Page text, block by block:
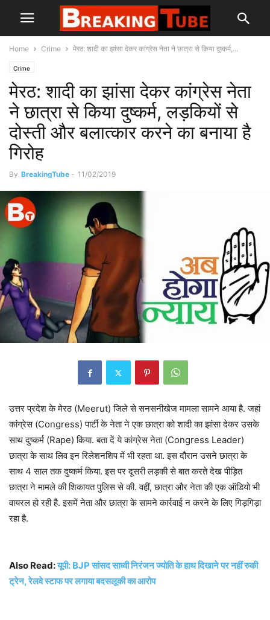
Home Crime मेरठ: शादी का झांसा देकर कांग्रेस नेता ने छात्रा से किया दुष्कर्म,...
Crime
मेरठ: शादी का झांसा देकर कांग्रेस नेता
ने छात्रा से किया दुष्कर्म, लड़कियों से
दोस्ती और बलात्कार करने का बनाया है
गिरोह
By BreakingTube - 11/02/2019
उत्तर प्रदेश के मेरठ (Meerut) जिले से सनसनीखेज मामला सामने आया है. जहां
कांग्रेस (Congress) पार्टी के नेता ने एक छात्रा को शादी का झांसा देकर उसके
साथ दुष्कर्म (Rape) किया. बता दें ये कांग्रेस नेता (Congress Leader)
छात्रा के साथ लिव इन रिलेशनशिप में भी रहता था. इस दौरान उसने छात्रा के
साथ 4 साल तक दुष्कर्म किया. इस पर दूसरी लड़की से बात करते देख पीड़ित
छात्रा ने मामले की शिकायत पुलिस से की. वहीं, छात्रा और नेता की एक ऑडियो भी
वायरल हो रही है. इसमें नेता और छात्रा के सामने कार्रवाई न करने के लिए गिड़गिड़ा
रहा है.
Also Read:यूपी: BJP सांसद साध्वी निरंजन ज्योति के हाथ दिखाने पर नहीं रुकी
ट्रेन, रेलवे स्टाफ पर लगाया बदसलूकी का आरोप